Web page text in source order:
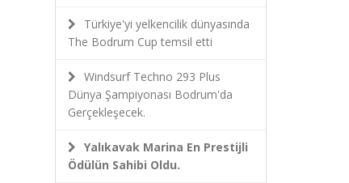
Türkiye'yi yelkencilik dünyasında
The Bodrum Cup temsil etti
Windsurf Techno 293 Plus
Dünya Şampiyonası Bodrum'da
Gerçekleşecek.
Yalıkavak Marina En Prestijli
Ödülün Sahibi Oldu.